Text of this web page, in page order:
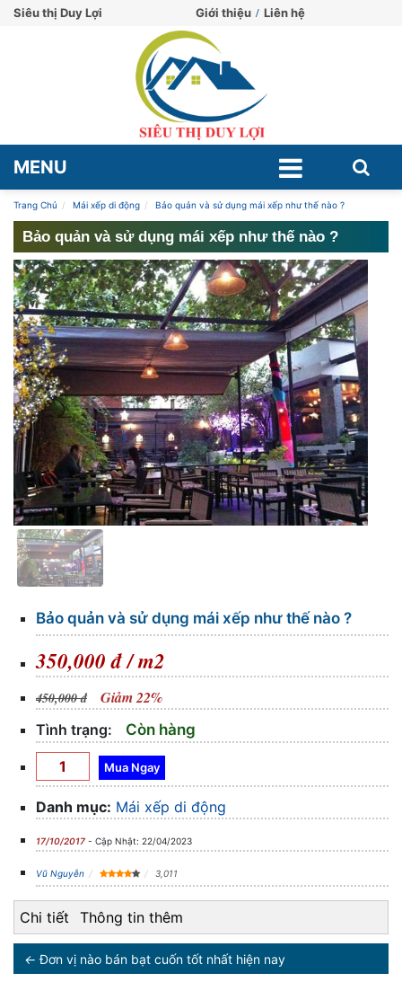
Siêu thị Duy Lợi Giới thiệu Liên hệ
MENU
Trang Chủ Mái xếp di động Bảo quản và sử dụng mái xếp như thế nào ?
Bảo quản và sử dụng mái xếp như thế nào ?
Bảo quản và sử dụng mái xếp như thế nào ?
350,000 đ / m2
450,000 đ Giảm 22%
Tình trạng: Còn hàng
Danh mục: Mái xếp di động
17/10/2017 - Cập Nhật: 22/04/2023
Vũ Nguyễn 3,011
Chi tiết Thông tin thêm
← Đơn vị nào bán bạt cuốn tốt nhất hiện nay